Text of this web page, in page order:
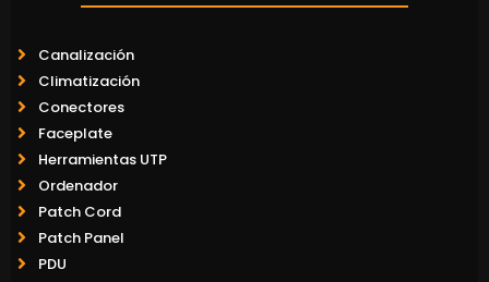
Canalización
Climatización
Conectores
Faceplate
Herramientas UTP
Ordenador
Patch Cord
Patch Panel
PDU